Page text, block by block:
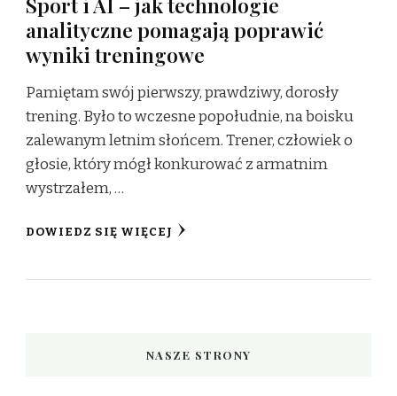
analityczne pomagają poprawić
wyniki treningowe
Pamiętam swój pierwszy, prawdziwy, dorosły
trening. Było to wczesne popołudnie, na boisku
zalewanym letnim słońcem. Trener, człowiek o
głosie, który mógł konkurować z armatnim
wystrzałem, …
DOWIEDZ SIĘ WIĘCEJ
NASZE STRONY